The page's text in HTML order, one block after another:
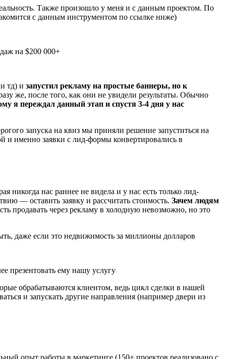
Также произошло у меня и с данным проектом. По
с данным инструментом по ссылке ниже)
на $200 000+
тд) и запустил рекламу на простые баннеры, но к
же, после того, как они не увидели результаты. Обычно
я переждал данный этап и спустя 3-4 дня у нас
запуска на квиз мы приняли решение запуститься на
и именно заявки с лид-формы конвертировались в
никогда нас раннее не видела и у нас есть только лид-
— оставить заявку и рассчитать стоимость. Зачем людям
продавать через рекламу в холодную невозможно, но это
даже если это недвижимость за миллионы долларов
презентовать ему нашу услугу
обрабатываются клиентом, ведь цикл сделки в нашей
и запускать другие направления (например двери из
опыт работы в маркетинге (150+ проектов реализовано с